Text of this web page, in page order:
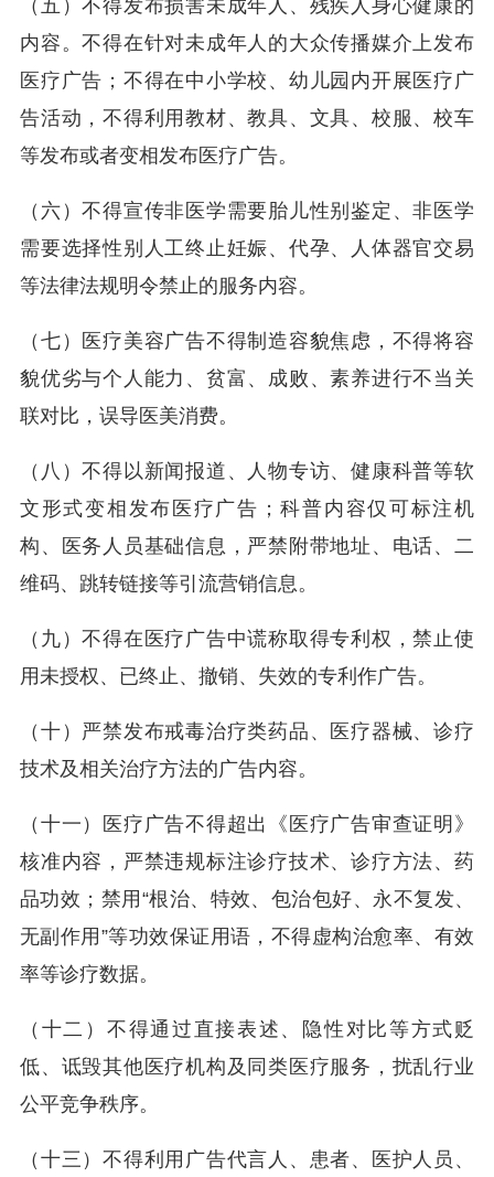
（五）不得发布损害未成年人、残疾人身心健康的
内容。不得在针对未成年人的大众传播媒介上发布
医疗广告；不得在中小学校、幼儿园内开展医疗广
告活动，不得利用教材、教具、文具、校服、校车
等发布或者变相发布医疗广告。
（六）不得宣传非医学需要胎儿性别鉴定、非医学
需要选择性别人工终止妊娠、代孕、人体器官交易
等法律法规明令禁止的服务内容。
（七）医疗美容广告不得制造容貌焦虑，不得将容
貌优劣与个人能力、贫富、成败、素养进行不当关
联对比，误导医美消费。
（八）不得以新闻报道、人物专访、健康科普等软
文形式变相发布医疗广告；科普内容仅可标注机
构、医务人员基础信息，严禁附带地址、电话、二
维码、跳转链接等引流营销信息。
（九）不得在医疗广告中谎称取得专利权，禁止使
用未授权、已终止、撤销、失效的专利作广告。
（十）严禁发布戒毒治疗类药品、医疗器械、诊疗
技术及相关治疗方法的广告内容。
（十一）医疗广告不得超出《医疗广告审查证明》
核准内容，严禁违规标注诊疗技术、诊疗方法、药
品功效；禁用“根治、特效、包治包好、永不复发、
无副作用”等功效保证用语，不得虚构治愈率、有效
率等诊疗数据。
（十二）不得通过直接表述、隐性对比等方式贬
低、诋毁其他医疗机构及同类医疗服务，扰乱行业
公平竞争秩序。
（十三）不得利用广告代言人、患者、医护人员、